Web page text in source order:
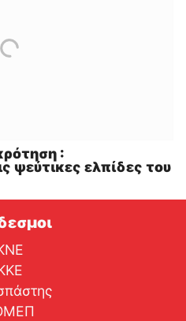
:
ψεύτικες ελπίδες του